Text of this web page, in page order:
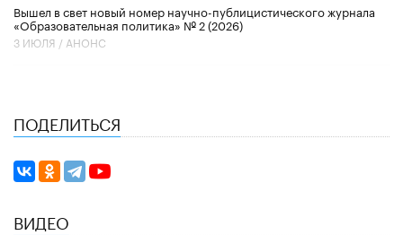
Вышел в свет новый номер научно-публицистического журнала
«Образовательная политика» № 2 (2026)
3 ИЮЛЯ / АНОНС
ПОДЕЛИТЬСЯ
ВИДЕО